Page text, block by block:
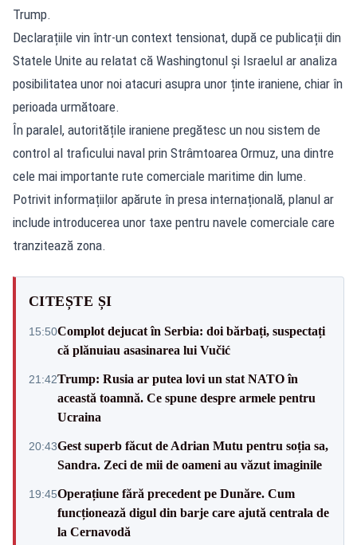
Trump.
Declarațiile vin într-un context tensionat, după ce publicații din
Statele Unite au relatat că Washingtonul și Israelul ar analiza
posibilitatea unor noi atacuri asupra unor ținte iraniene, chiar în
perioada următoare.
În paralel, autoritățile iraniene pregătesc un nou sistem de
control al traficului naval prin Strâmtoarea Ormuz, una dintre
cele mai importante rute comerciale maritime din lume.
Potrivit informațiilor apărute în presa internațională, planul ar
include introducerea unor taxe pentru navele comerciale care
tranzitează zona.
CITEȘTE ȘI
15:50Complot dejucat în Serbia: doi bărbați, suspectați
că plănuiau asasinarea lui Vučić
21:42Trump: Rusia ar putea lovi un stat NATO în
această toamnă. Ce spune despre armele pentru
Ucraina
20:43Gest superb făcut de Adrian Mutu pentru soția sa,
Sandra. Zeci de mii de oameni au văzut imaginile
19:45Operațiune fără precedent pe Dunăre. Cum
funcționează digul din barje care ajută centrala de
la Cernavodă